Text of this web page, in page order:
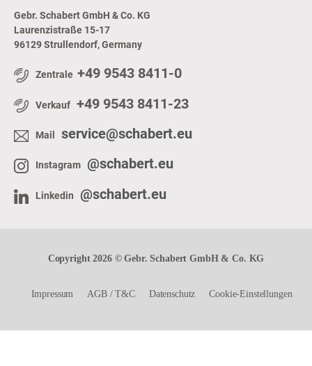
Gebr. Schabert GmbH & Co. KG
Laurenzistraße 15-17
96129 Strullendorf, Germany
Zentrale +49 9543 8411-0
Verkauf +49 9543 8411-23
Mail service@schabert.eu
Instagram @schabert.eu
Linkedin @schabert.eu
Copyright 2026 © Gebr. Schabert GmbH & Co. KG
Impressum AGB/T&C Datenschutz Cookie-Einstellungen